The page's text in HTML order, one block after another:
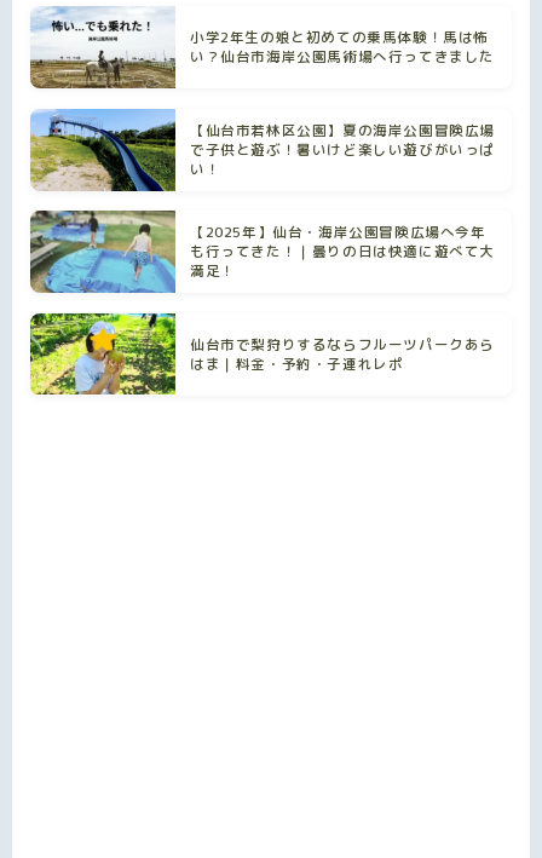
小学2年生の娘と初めての乗馬体験！馬は怖
い？仙台市海岸公園馬術場へ行ってきました
【仙台市若林区公園】夏の海岸公園冒険広場
で子供と遊ぶ！暑いけど楽しい遊びがいっぱ
い！
【2025年】仙台・海岸公園冒険広場へ今年
も行ってきた！｜曇りの日は快適に遊べて大
満足！
仙台市で梨狩りするならフルーツパークあら
はま｜料金・予約・子連れレポ